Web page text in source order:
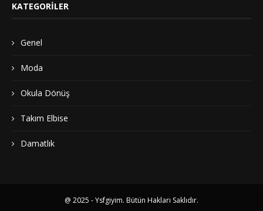
KATEGORILER
Genel
Moda
Okula Dönüş
Takım Elbise
Damatlık
@ 2025 - Ysfgiyim. Bütün Hakları Saklıdır.